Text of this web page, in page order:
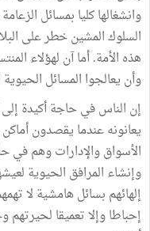
وانشغالها كليا بمسائل
السلوك المشين خطر على
هذه الأمة. أما آن لهؤلاء
وأن يعالجوا المسائل الحيوية
إن الناس في حاجة أكيدة
يعانونه عندما يقصدون
الأسواق والإدارات وهم
وإنشاء المرافق الحيوية
إلهائهم بسائل هامشية لا
إحباطا وإلا تعميقا